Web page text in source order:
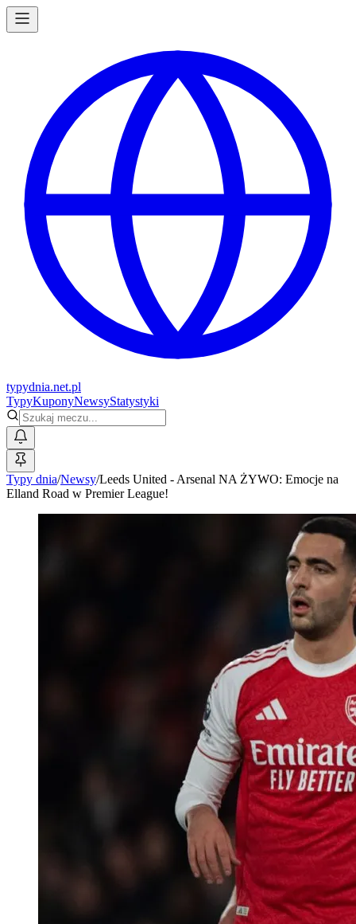
typydnia.net.pl
TypyKuponyNewsyStatystyki
Typy dnia/Newsy/Leeds United - Arsenal NA ŻYWO: Emocje na
Elland Road w Premier League!